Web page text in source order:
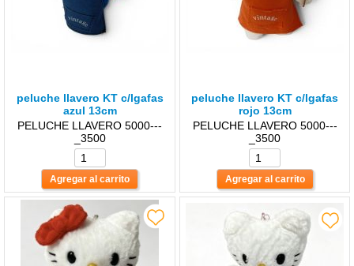
peluche llavero KT c/lgafas
azul 13cm
PELUCHE LLAVERO 5000---
_3500
peluche llavero KT c/lgafas
rojo 13cm
PELUCHE LLAVERO 5000---
_3500